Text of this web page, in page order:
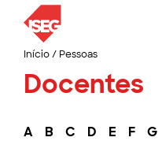
Início/ Pessoas
Docentes
A B C D E F G